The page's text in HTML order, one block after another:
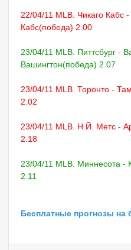
22/04/11 MLB. Чикаго Кабс
Кабс(победа) 2.00
23/04/11 MLB. Питтсбург -
Вашингтон(победа) 2.07
23/04/11 MLB. Торонто -
2.02
23/04/11 MLB. Н.Й. Метс -
2.18
23/04/11 MLB. Миннесота -
2.11
Бесплатные прогнозы на